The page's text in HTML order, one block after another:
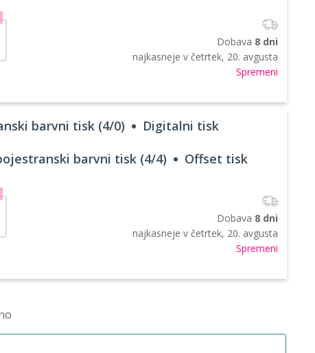
Dobava 8 dni
najkasneje v četrtek, 20. avgusta
Spremeni
barvni tisk (4/0) Digitalni tisk
barvni tisk (4/4) Offset tisk
Dobava 8 dni
najkasneje v četrtek, 20. avgusta
Spremeni